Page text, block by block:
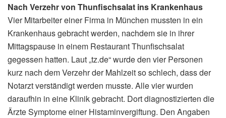
Nach Verzehr von Thunfischsalat ins Krankenhaus
Vier Mitarbeiter einer Firma in München mussten in ein
Krankenhaus gebracht werden, nachdem sie in ihrer
Mittagspause in einem Restaurant Thunfischsalat
gegessen hatten. Laut „tz.de“ wurde den vier Personen
kurz nach dem Verzehr der Mahlzeit so schlech, dass der
Notarzt verständigt werden musste. Alle vier wurden
daraufhin in eine Klinik gebracht. Dort diagnostizierten die
Ärzte Symptome einer Histaminvergiftung. Den Angaben